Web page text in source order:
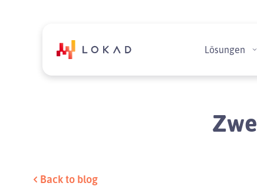
Lösungen
Back to blog